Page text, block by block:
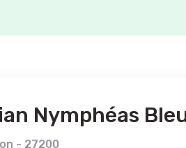
Nymphéas
- 27200